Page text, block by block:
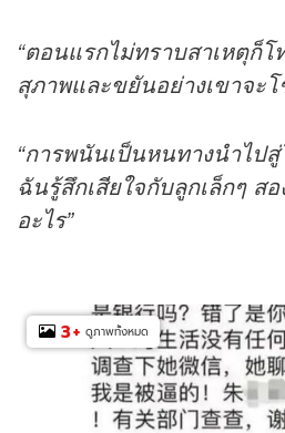
“ตอนแรกไม่ทราบสาเหตุก็
สุภาพและขยันอย่างเขาจะ
“การพนันเป็นหนทางนำไป
ฉันรู้สึกเสียใจกับลูกเล็กๆ ส
อะไร”
3+ ดูภาพทั้งหมด